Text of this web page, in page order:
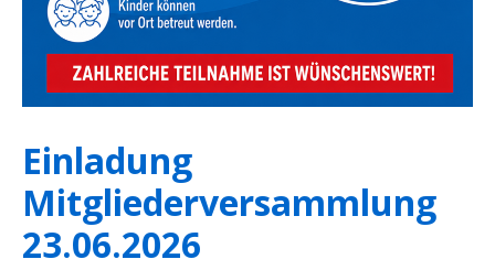
Einladung
Mitgliederversammlung
23.06.2026